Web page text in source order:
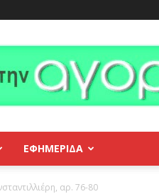
ΕΦΗΜΕΡΊΔΑ
αρ. 76-80